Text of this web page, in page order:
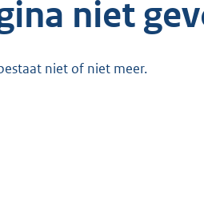
niet
niet of niet meer.